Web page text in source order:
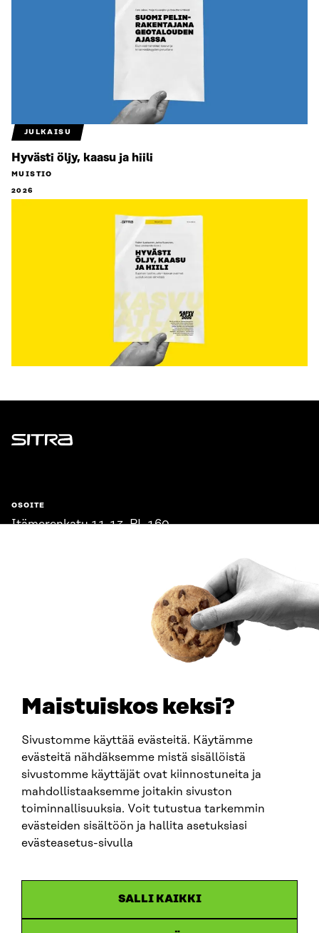
Maistuiskos keksi?
Sivustomme käyttää evästeitä. Käytämme
evästeitä nähdäksemme mistä sisällöistä
sivustomme käyttäjät ovat kiinnostuneita ja
mahdollistaaksemme joitakin sivuston
toiminnallisuuksia. Voit tutustua tarkemmin
evästeiden sisältöön ja hallita asetuksiasi
evästeasetus-sivulla
SALLI KAIKKI
JULKAISU
Hyvästi öljy, kaasu ja hiili
MUISTIO
2026
Sitra
OSOITE
Itämerenkatu 11-13, PL 160,
SITRA SOSIAALISESSA MEDIASSA
LinkedIn
Instagram
YouTube